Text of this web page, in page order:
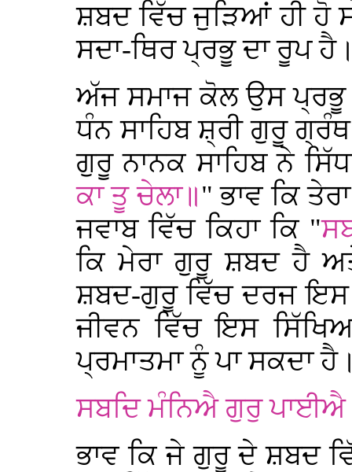
ਸ਼ਬਦ ਵਿੱਚ ਜੁੜਿਆਂ ਹੀ ਹੋ
ਸਦਾ-ਥਿਰ ਪ੍ਰਭੂ ਦਾ ਰੂਪ
ਅੱਜ ਸਮਾਜ ਕੋਲ ਉਸ ਪ੍ਰਭੂ
ਧੰਨ ਸਾਹਿਬ ਸ਼੍ਰੀ ਗੁਰੂ
ਗੁਰੂ ਨਾਨਕ ਸਾਹਿਬ ਨੇ
ਕਾ ਤੂ ਚੇਲਾ॥" ਭਾਵ ਕਿ
ਜਵਾਬ ਵਿੱਚ ਕਿਹਾ ਕਿ "
ਕਿ ਮੇਰਾ ਗੁਰੂ ਸ਼ਬਦ ਹੈ
ਸ਼ਬਦ-ਗੁਰੂ ਵਿੱਚ ਦਰਜ ਇਸ
ਜੀਵਨ ਵਿੱਚ ਇਸ
ਪ੍ਰਮਾਤਮਾ ਨੂੰ ਪਾ ਸਕਦਾ
ਸਬਦਿ ਮੰਨਿਐ ਗੁਰੁ
ਭਾਵ ਕਿ ਜੇ ਗੁਰੂ ਦੇ ਸ਼ਬਦ